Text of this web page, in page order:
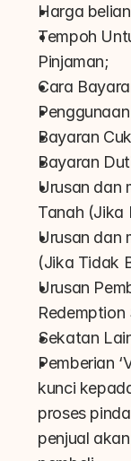
Harga
Tempoh
Pinjaman;
Cara
Bayaran
Bayaran
Urusan dan
Tanah (Jika
Urusan dan
(Jika Tidak
Urusan
Sekatan
Pemberian
kunci
proses
penjual